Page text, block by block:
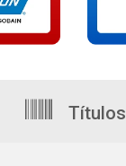
Títulos